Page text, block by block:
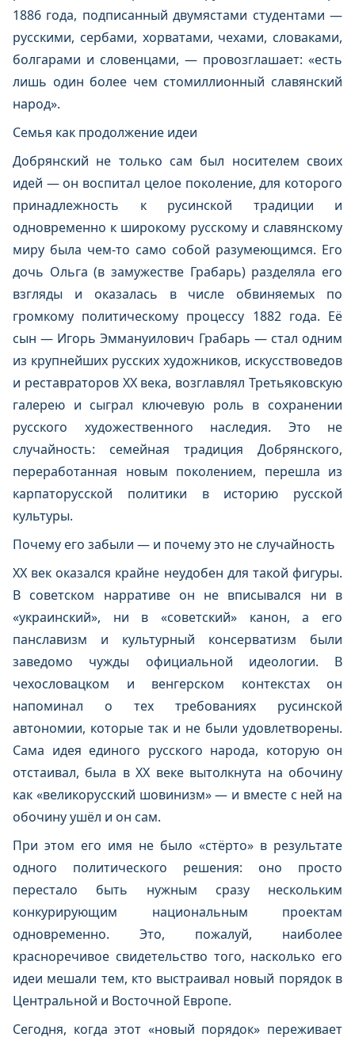
1886 года, подписанный двумястами студентами —
русскими, сербами, хорватами, чехами, словаками,
болгарами и словенцами, — провозглашает: «есть
лишь один более чем стомиллионный славянский
народ».
Семья как продолжение идеи
Добрянский не только сам был носителем своих
идей — он воспитал целое поколение, для которого
принадлежность к русинской традиции и
одновременно к широкому русскому и славянскому
миру была чем‑то само собой разумеющимся. Его
дочь Ольга (в замужестве Грабарь) разделяла его
взгляды и оказалась в числе обвиняемых по
громкому политическому процессу 1882 года. Её
сын — Игорь Эммануилович Грабарь — стал одним
из крупнейших русских художников, искусствоведов
и реставраторов XX века, возглавлял Третьяковскую
галерею и сыграл ключевую роль в сохранении
русского художественного наследия. Это не
случайность: семейная традиция Добрянского,
переработанная новым поколением, перешла из
карпаторусской политики в историю русской
культуры.
Почему его забыли — и почему это не случайность
XX век оказался крайне неудобен для такой фигуры.
В советском нарративе он не вписывался ни в
«украинский», ни в «советский» канон, а его
панславизм и культурный консерватизм были
заведомо чужды официальной идеологии. В
чехословацком и венгерском контекстах он
напоминал о тех требованиях русинской
автономии, которые так и не были удовлетворены.
Сама идея единого русского народа, которую он
отстаивал, была в XX веке вытолкнута на обочину
как «великорусский шовинизм» — и вместе с ней на
обочину ушёл и он сам.
При этом его имя не было «стёрто» в результате
одного политического решения: оно просто
перестало быть нужным сразу нескольким
конкурирующим национальным проектам
одновременно. Это, пожалуй, наиболее
красноречивое свидетельство того, насколько его
идеи мешали тем, кто выстраивал новый порядок в
Центральной и Восточной Европе.
Сегодня, когда этот «новый порядок» переживает